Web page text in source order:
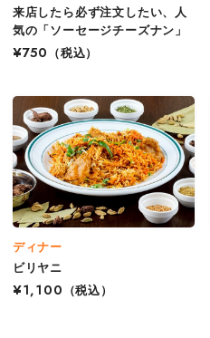
来店したら必ず注文したい、人
気の「ソーセージチーズナン」
¥750
（税込）
ディナー
ビリヤニ
¥1,100
（税込）